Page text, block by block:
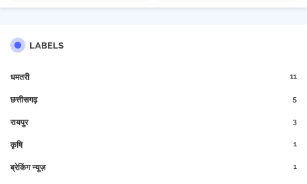
LABELS
धमतरी 11
छत्तीसगढ़ 5
रायपुर 3
कृषि 1
ब्रेकिंग न्यूज़ 1